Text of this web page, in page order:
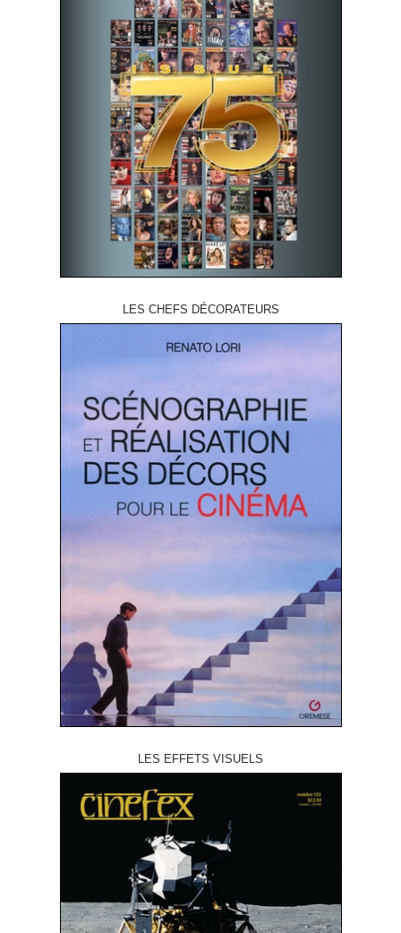
LES CHEFS DÉCORATEURS
LES EFFETS VISUELS